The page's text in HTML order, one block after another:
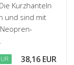
Kurzhanteln
und sind mit
38,16 EUR